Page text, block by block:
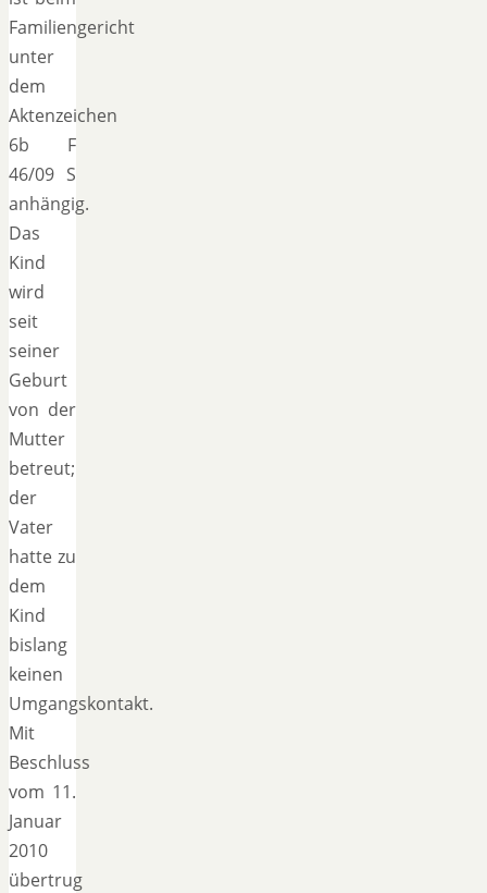
Familiengericht
unter
dem
Aktenzeichen
6b F
46/09 S
anhängig.
Das
Kind
wird
seit
seiner
Geburt
von der
Mutter
betreut;
der
Vater
hatte zu
dem
Kind
bislang
keinen
Umgangskontakt.
Mit
Beschluss
vom 11.
Januar
2010
übertrug